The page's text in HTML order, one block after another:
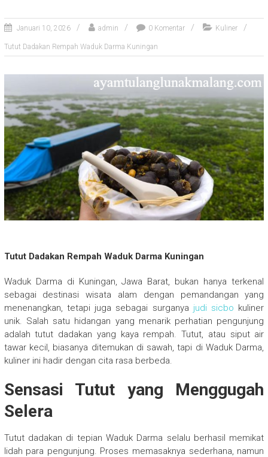
Januari 10, 2026 admin 0 Komentar Kuliner
Tutut Dadakan Rempah Waduk Darma Kuningan
Tutut Dadakan Rempah Waduk Darma Kuningan
Waduk Darma di Kuningan, Jawa Barat, bukan hanya terkenal
sebagai destinasi wisata alam dengan pemandangan yang
menenangkan, tetapi juga sebagai surganya judi sicbo kuliner
unik. Salah satu hidangan yang menarik perhatian pengunjung
adalah tutut dadakan yang kaya rempah. Tutut, atau siput air
tawar kecil, biasanya ditemukan di sawah, tapi di Waduk Darma,
kuliner ini hadir dengan cita rasa berbeda.
Sensasi Tutut yang Menggugah
Selera
Tutut dadakan di tepian Waduk Darma selalu berhasil memikat
lidah para pengunjung. Proses memasaknya sederhana, namun